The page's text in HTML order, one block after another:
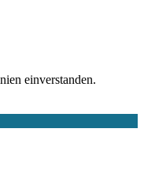
einverstanden.